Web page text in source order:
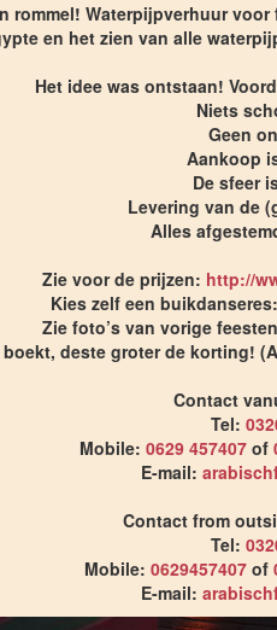
rommel! Waterpijpverhuur
en het zien van alle
Het idee was ontstaan!
Niets
Geen
Aankoop
De sfeer
Levering van de
Alles
Zie voor de prijzen: http://
Kies zelf een buikdanseres:
Zie foto’s van vorige
boekt, deste groter de korting!
Contact
Tel:
Mobile: 0629 457407 of
E-mail:
Contact from
Tel:
Mobile: 0629457407 of
E-mail: